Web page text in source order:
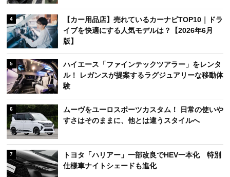
4
【カー用品店】売れているカーナビTOP10｜ドラ
イブを快適にする人気モデルは？【2026年6月
版】
5
ハイエース「ファインテックツアラー」をレンタ
ル！ レガンスが提案するラグジュアリーな移動体
験
6
ムーヴをユーロスポーツカスタム！ 日常の使いや
すさはそのままに、他とは違うスタイルへ
7
トヨタ「ハリアー」一部改良でHEV一本化 特別
仕様車ナイトシェードも進化